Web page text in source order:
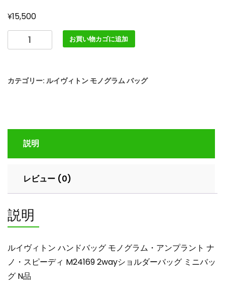
¥15,500
イ
ト
ド
ッ
ノ
ラ
ム・
ン
プ
ラ
お買い物カゴに追加
カテゴリー: ルイヴィトン モノグラム バッグ
説明
レビュー (0)
説明
ルイヴィトン ハンドバッグ モノグラム・アンプラント ナ
ノ・スピーディ M24169 2wayショルダーバッグ ミニバッ
グ N品